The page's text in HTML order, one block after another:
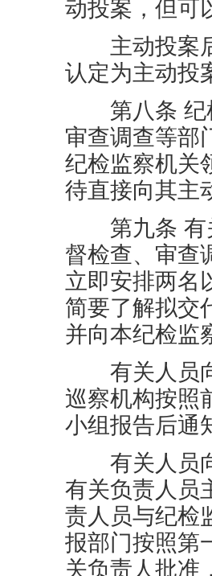
动投案，但可
主动投案后
认定为主动投
第八条 纪
审查调查等部
纪检监察机关
待直接向其主
第九条 有
督检查、审查
立即安排两名
简要了解拟交
并向本纪检监
有关人员向
巡察机构按照
小组报告后通
有关人员向
有关负责人员
责人员与纪检
报部门按照第
关负责人批准